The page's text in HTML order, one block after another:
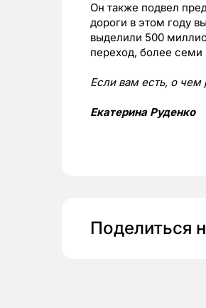
Он также подвел
дороги в этом году
выделили 500
переход, более
Если вам есть, о чем
Екатерина Руденко
Поделиться